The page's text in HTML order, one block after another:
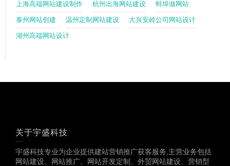
上海高端网站建设制作 杭州出海网站建设 蚌埠做网站
泰州网站创建 温州定制网站建设 大兴安岭公司网站设计
湖州高端网站设计
关于宇盛科技
宇盛科技专业为企业提供建站营销推广获客服务,主营业务包括
网站建设、网站推广、网站开发定制、外贸网站建设、营销型